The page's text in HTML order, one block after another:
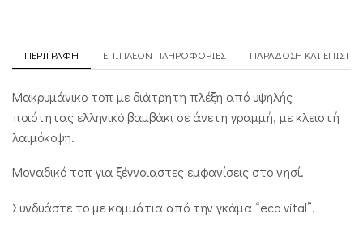
ΠΕΡΙΓΡΑΦΉ ΕΠΙΠΛΈΟΝ ΠΛΗΡΟΦΟΡΊΕΣ ΠΑΡΆΔΟΣΗ ΚΑΙ
Μακρυμάνικο τοπ με διάτρητη πλέξη από υψηλής
ποιότητας ελληνικό βαμβάκι σε άνετη γραμμή, με κλειστή
λαιμόκοψη.
Μοναδικό τοπ για ξέγνοιαστες εμφανίσεις στο νησί.
Συνδυάστε το με κομμάτια από την γκάμα “eco vital”.